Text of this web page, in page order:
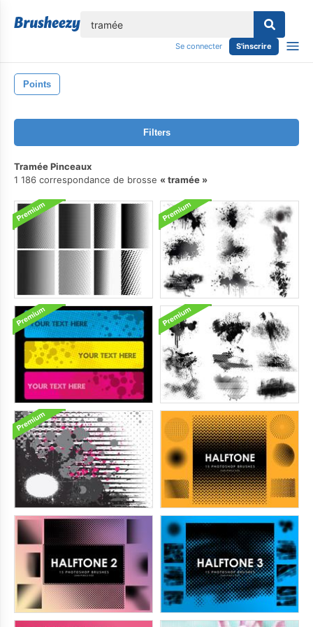
Se connecter S'inscrire
Points
Filters
Tramée Pinceaux
1 186 correspondance de brosse
tramée